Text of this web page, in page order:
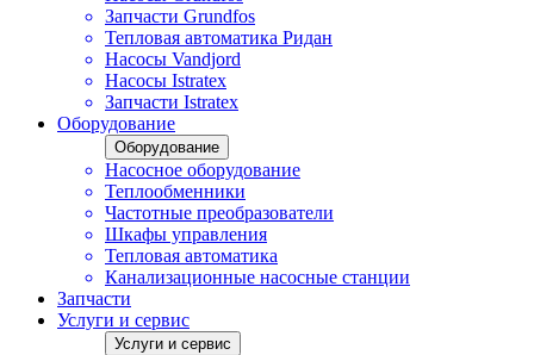
Запчасти Grundfos
Тепловая автоматика Ридан
Насосы Vandjord
Насосы Istratex
Запчасти Istratex
Оборудование
Оборудование
Насосное оборудование
Теплообменники
Частотные преобразователи
Шкафы управления
Тепловая автоматика
Канализационные насосные станции
Запчасти
Услуги и сервис
Услуги и сервис